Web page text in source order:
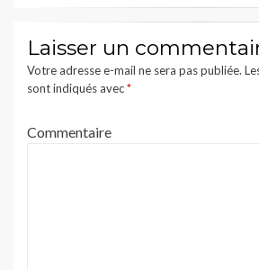
Laisser un
Votre adresse e-mail ne sera pas publiée.
sont indiqués avec*
Commentaire